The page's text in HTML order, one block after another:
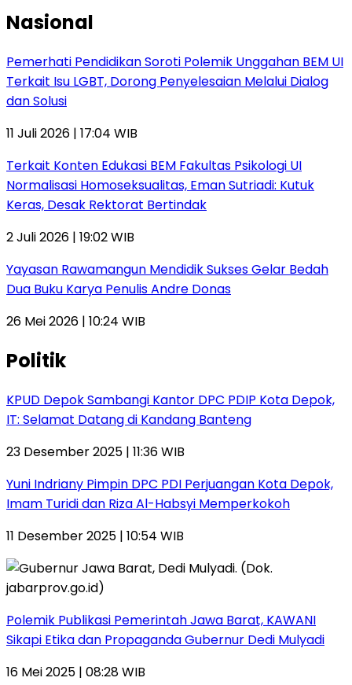
Nasional
Pemerhati Pendidikan Soroti Polemik Unggahan BEM UI
Terkait Isu LGBT, Dorong Penyelesaian Melalui Dialog
dan Solusi
11 Juli 2026 | 17:04 WIB
Terkait Konten Edukasi BEM Fakultas Psikologi UI
Normalisasi Homoseksualitas, Eman Sutriadi: Kutuk
Keras, Desak Rektorat Bertindak
2 Juli 2026 | 19:02 WIB
Yayasan Rawamangun Mendidik Sukses Gelar Bedah
Dua Buku Karya Penulis Andre Donas
26 Mei 2026 | 10:24 WIB
Politik
KPUD Depok Sambangi Kantor DPC PDIP Kota Depok,
IT: Selamat Datang di Kandang Banteng
23 Desember 2025 | 11:36 WIB
Yuni Indriany Pimpin DPC PDI Perjuangan Kota Depok,
Imam Turidi dan Riza Al-Habsyi Memperkokoh
11 Desember 2025 | 10:54 WIB
Polemik Publikasi Pemerintah Jawa Barat, KAWANI
Sikapi Etika dan Propaganda Gubernur Dedi Mulyadi
16 Mei 2025 | 08:28 WIB